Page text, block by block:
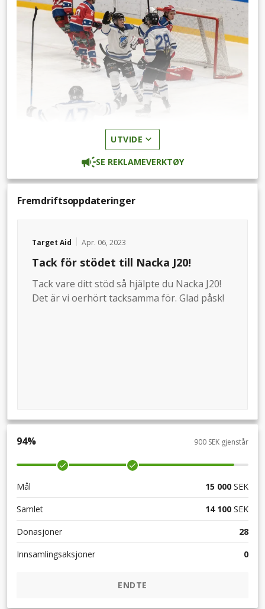
UTVIDE
SE REKLAMEVERKTØY
Fremdriftsoppdateringer
Target Aid Apr. 06, 2023
Tack för stödet till Nacka J20!
Tack vare ditt stöd så hjälpte du Nacka J20!
Det är vi oerhört tacksamma för. Glad påsk!
94% 900 SEK gjenstår
Mål 15 000 SEK
Samlet
14 100 SEK
Donasjoner
28
Innsamlingsaksjoner
0
ENDTE